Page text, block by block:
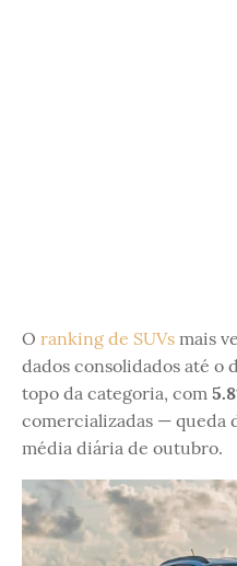
O ranking de SUVs mais
dados consolidados até o
topo da categoria, com
comercializadas — queda
média diária de outubro.